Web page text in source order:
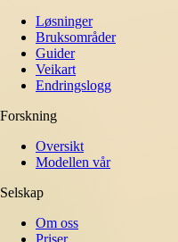
Løsninger
Bruksområder
Guider
Veikart
Endringslogg
Forskning
Oversikt
Modellen vår
Selskap
Om oss